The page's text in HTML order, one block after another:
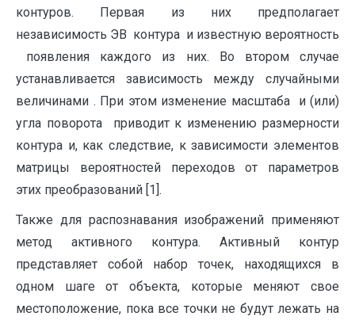
контуров. Первая из них предполагает
независимость ЭВ контура и известную вероятность
появления каждого из них. Во втором случае
устанавливается зависимость между случайными
величинами . При этом изменение масштаба и (или)
угла поворота приводит к изменению размерности
контура и, как следствие, к зависимости элементов
матрицы вероятностей переходов от параметров
этих преобразований [1].
Также для распознавания изображений применяют
метод активного контура. Активный контур
представляет собой набор точек, находящихся в
одном шаге от объекта, которые меняют свое
местоположение, пока все точки не будут лежать на